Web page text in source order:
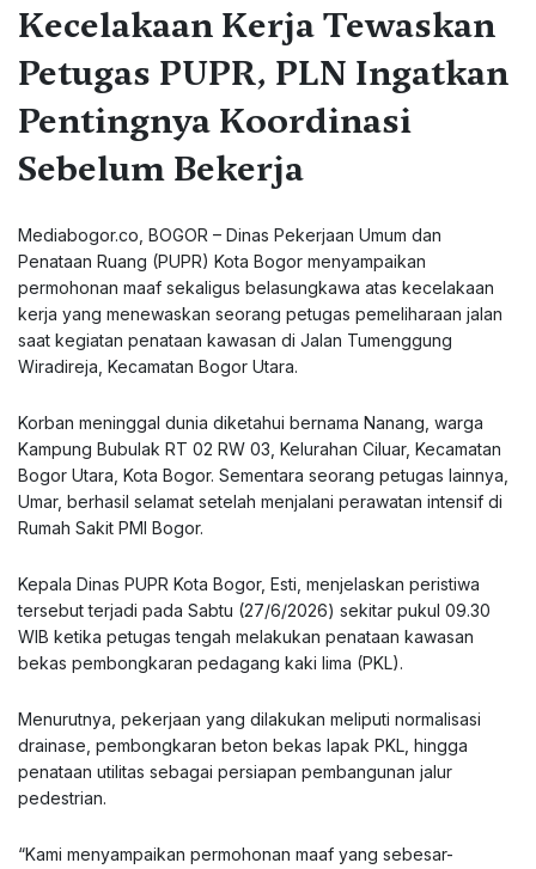
Kecelakaan Kerja Tewaskan
Petugas PUPR, PLN Ingatkan
Pentingnya Koordinasi
Sebelum Bekerja
Mediabogor.co, BOGOR – Dinas Pekerjaan Umum dan
Penataan Ruang (PUPR) Kota Bogor menyampaikan
permohonan maaf sekaligus belasungkawa atas kecelakaan
kerja yang menewaskan seorang petugas pemeliharaan jalan
saat kegiatan penataan kawasan di Jalan Tumenggung
Wiradireja, Kecamatan Bogor Utara.
Korban meninggal dunia diketahui bernama Nanang, warga
Kampung Bubulak RT 02 RW 03, Kelurahan Ciluar, Kecamatan
Bogor Utara, Kota Bogor. Sementara seorang petugas lainnya,
Umar, berhasil selamat setelah menjalani perawatan intensif di
Rumah Sakit PMI Bogor.
Kepala Dinas PUPR Kota Bogor, Esti, menjelaskan peristiwa
tersebut terjadi pada Sabtu (27/6/2026) sekitar pukul 09.30
WIB ketika petugas tengah melakukan penataan kawasan
bekas pembongkaran pedagang kaki lima (PKL).
Menurutnya, pekerjaan yang dilakukan meliputi normalisasi
drainase, pembongkaran beton bekas lapak PKL, hingga
penataan utilitas sebagai persiapan pembangunan jalur
pedestrian.
“Kami menyampaikan permohonan maaf yang sebesar-